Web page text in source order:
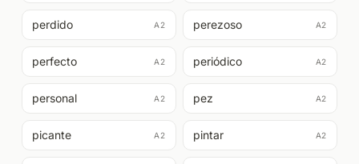
perdido A2 perezoso A2
perfecto A2 periódico A2
personal A2 pez A2
picante A2 pintar A2